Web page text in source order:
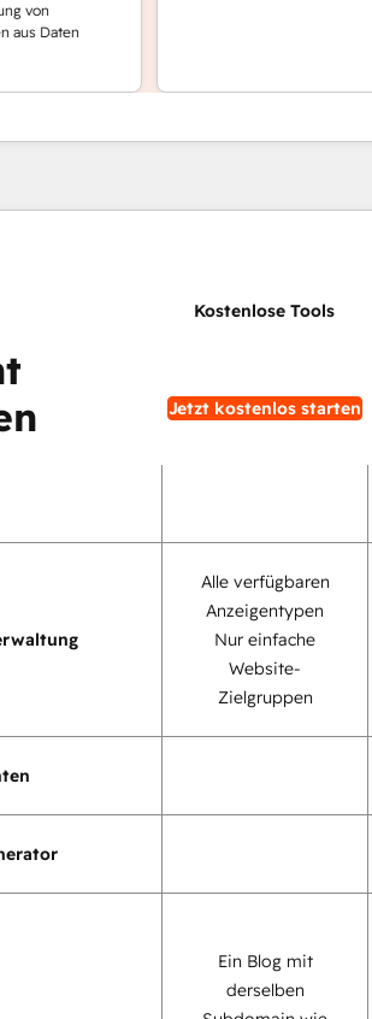
Jetzt kostenlos starten
Alle verfügbaren
Anzeigentypen
Nur einfache
Website-
Zielgruppen
Ein Blog mit
derselben